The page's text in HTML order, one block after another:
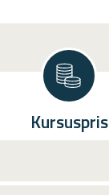
Kursuspris